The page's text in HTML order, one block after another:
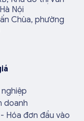
Nội
Chùa, phường
doanh
- Hóa đơn đầu vào